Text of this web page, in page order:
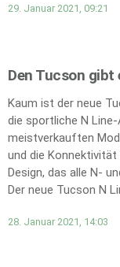
29. Januar 2021, 09:21
Den Tucson
Kaum ist der neue
die sportliche N
meistverkauften
und die
Design, das alle N-
Der neue Tucson N
28. Januar 2021, 14:03